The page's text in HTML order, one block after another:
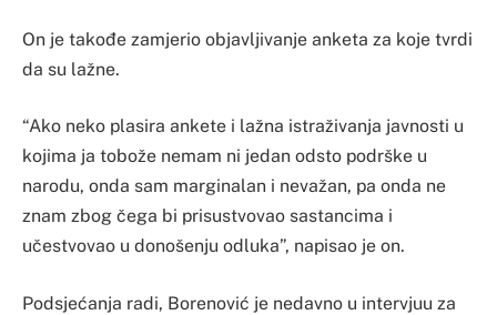
On je takođe zamjerio objavljivanje anketa za koje tvrdi
da su lažne.
“Ako neko plasira ankete i lažna istraživanja javnosti u
kojima ja tobože nemam ni jedan odsto podrške u
narodu, onda sam marginalan i nevažan, pa onda ne
znam zbog čega bi prisustvovao sastancima i
učestvovao u donošenju odluka”, napisao je on.
Podsjećanja radi, Borenović je nedavno u intervjuu za